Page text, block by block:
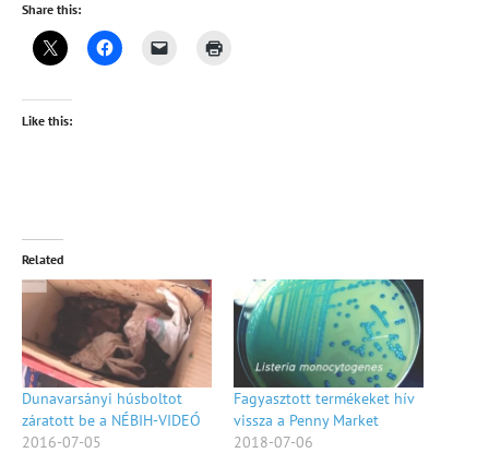
Share this:
Like this:
Related
Dunavarsányi húsboltot
záratott be a NÉBIH-VIDEÓ
2016-07-05
Fagyasztott termékeket hív
vissza a Penny Market
2018-07-06